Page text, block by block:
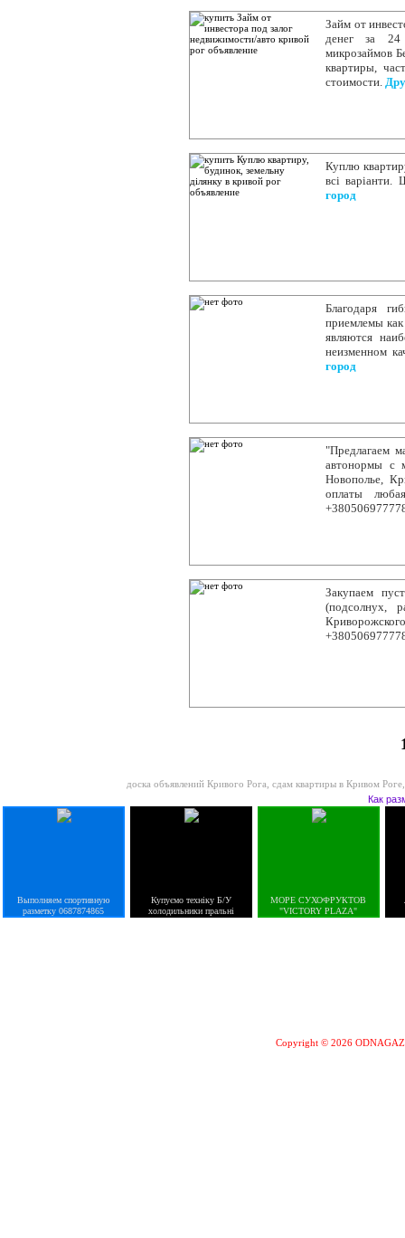
Займ от
денег за 24
микрозаймов
квартиры,
стоимости.
Куплю
всі варіанти.
город
Благодаря
приемлемы
являются
неизменном
город
"Предлагаем
автонормы с
Новополье,
оплаты
Закупаем
(подсолнух,
доска объявлений Кривого Рога ,сдам квартиры в Кривом Роге
Как
Выполняем спортивную
разметку 0687874865
Купуємо техніку Б/У
холодильники пральні
МОРЕ СУХОФРУКТОВ
"VICTORY PLAZA"
Copyright © 2026